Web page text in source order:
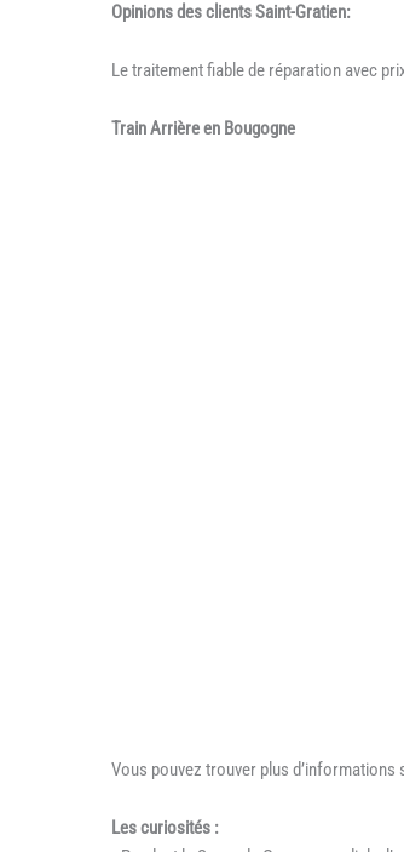
Opinions des clients Saint-Gratien:
Le traitement fiable de réparation avec
Train Arrière en Bougogne
Vous pouvez trouver plus d’informations
Les curiosités :